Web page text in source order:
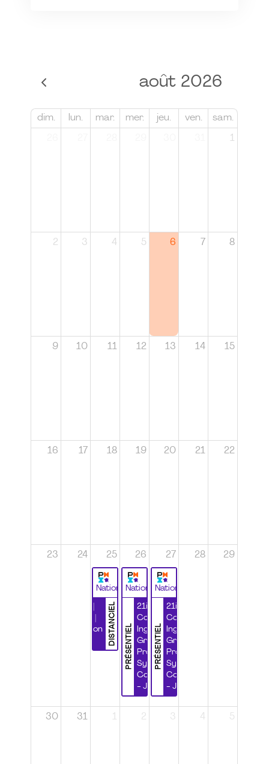
août 2026
dim. lun. mar. mer. jeu. ven. sam.
1
2 3 4 5 6 7 8
9 10 11 12 13 14 15
16 17 18 19 20 21 22
23 24 25
National
DISTANCIEL
Certification
26
National
PRÉSENTIEL
21ième
Congrès
Ingénierie
Grands
Projets et
Systèmes
Complexes
- Jour 1
27
National
PRÉSENTIEL
21ième
Congrès
Ingénierie
Grands
Projets et
Systèmes
Complexes
- Jour 2
28 29
30 31 1 2 3 4 5